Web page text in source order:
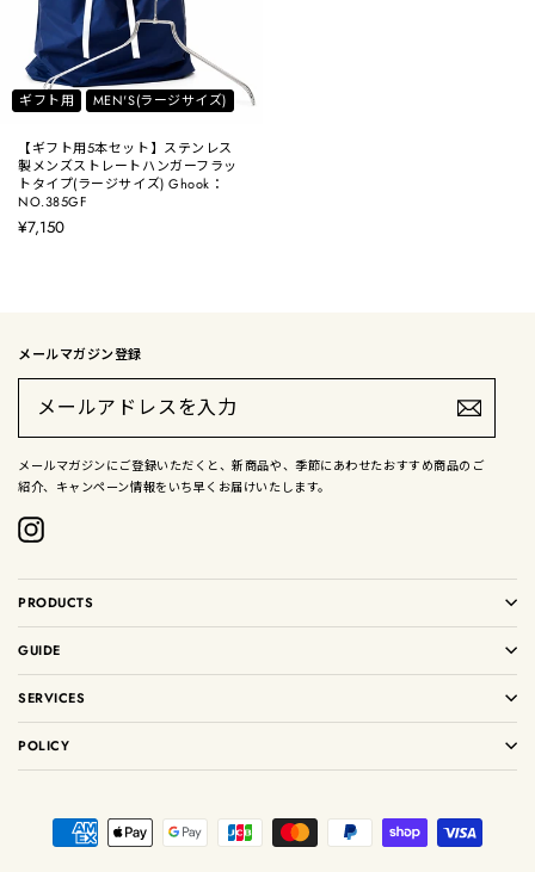
ギフト用 MEN'S(ラージサイズ)
【ギフト用5本セット】ステンレス
製メンズストレートハンガーフラッ
トタイプ(ラージサイズ) Ghook：
NO.385GF
¥7,150
メールマガジン登録
ア
レ
ス
入
力
メールマガジンにご登録いただくと、新商品や、季節にあわせたおすすめ商品のご
紹介、キャンペーン情報をいち早くお届けいたします。
PRODUCTS
GUIDE
SERVICES
POLICY